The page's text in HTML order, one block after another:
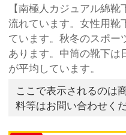
【南極人カジュアル綿
流れています。女性用靴
ています。秋冬のスポ
あります。中筒の靴下
が平均しています。
ここで表示されるのは
料等はお問い合わせく